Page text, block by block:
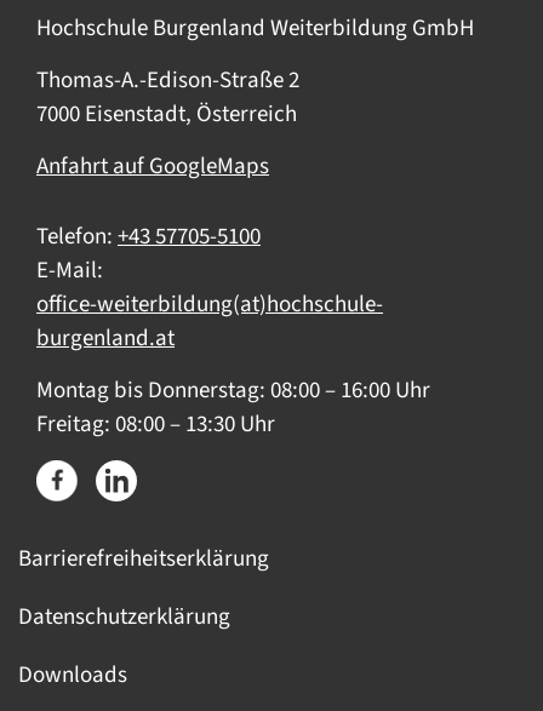
Hochschule Burgenland Weiterbildung GmbH
Thomas-A.-Edison-Straße 2
7000 Eisenstadt, Österreich
Anfahrt auf GoogleMaps
Telefon:+43 57705-5100
E-Mail:
office-weiterbildung(at)hochschule-
burgenland.at
Montag bis Donnerstag: 08:00 – 16:00 Uhr
Freitag: 08:00 – 13:30 Uhr
Barrierefreiheitserklärung
Datenschutzerklärung
Downloads